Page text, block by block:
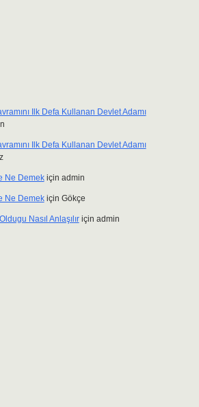
Ilk Defa Kullanan Devlet Adamı
Ilk Defa Kullanan Devlet Adamı
Ne Demekiçin admin
Ne Demekiçin Gökçe
Nasıl Anlaşılıriçin admin